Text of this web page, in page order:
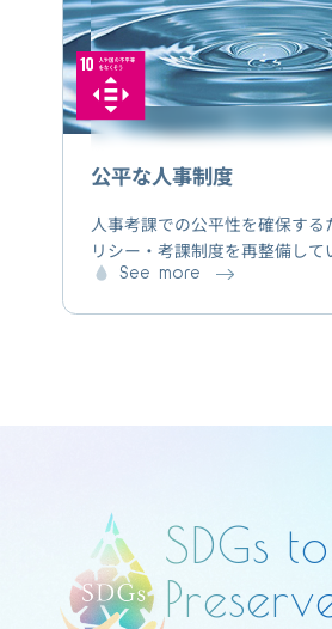
公平な人事制度
人事考課での公平性を確保する
リシー・考課制度を再整備して
See more
SDGs to